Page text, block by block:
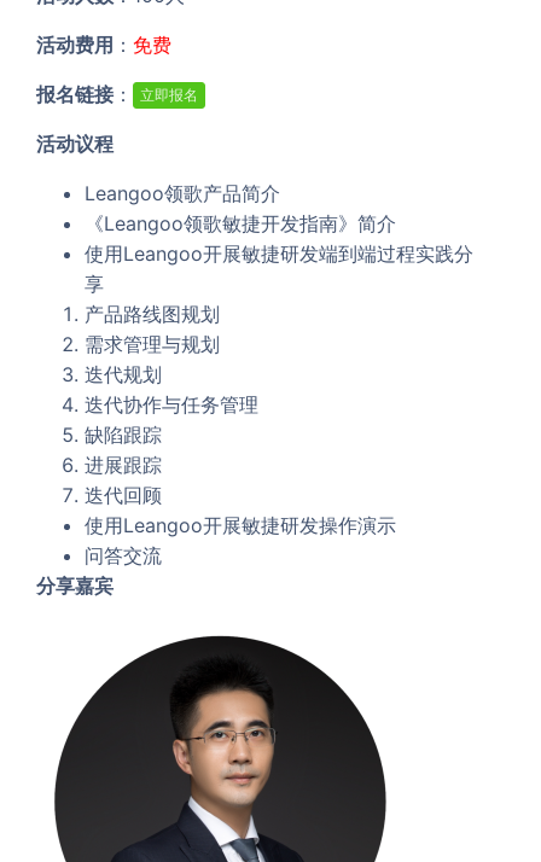
活动费用 ： 免费
报名链接： 立即报名
活动议程
Leangoo领歌产品简介
《Leangoo领歌敏捷开发指南》简介
使用Leangoo开展敏捷研发端到端过程实践分
享
产品路线图规划
需求管理与规划
迭代规划
迭代协作与任务管理
缺陷跟踪
进展跟踪
迭代回顾
使用Leangoo开展敏捷研发操作演示
问答交流
分享嘉宾